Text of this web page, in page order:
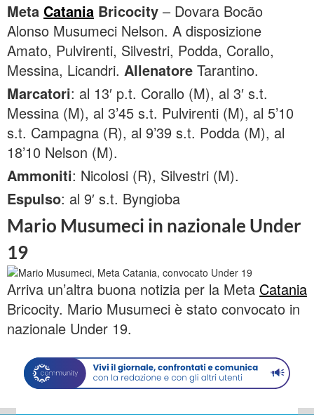
Meta Catania Bricocity – Dovara Bocão
Alonso Musumeci Nelson. A disposizione
Amato, Pulvirenti, Silvestri, Podda, Corallo,
Messina, Licandri. Allenatore Tarantino.
Marcatori: al 13′ p.t. Corallo (M), al 3′ s.t.
Messina (M), al 3’45 s.t. Pulvirenti (M), al 5’10
s.t. Campagna (R), al 9’39 s.t. Podda (M), al
18’10 Nelson (M).
Ammoniti: Nicolosi (R), Silvestri (M).
Espulso: al 9′ s.t. Byngioba
Mario Musumeci in nazionale Under
19
Arriva un’altra buona notizia per la Meta Catania
Bricocity. Mario Musumeci è stato convocato in
nazionale Under 19.